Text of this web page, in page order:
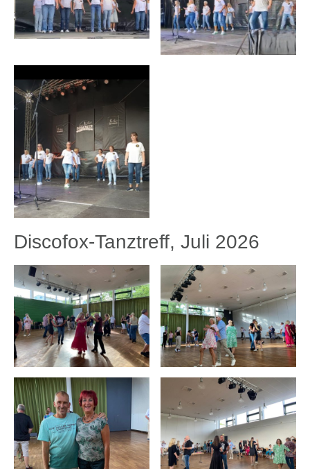
Discofox-Tanztreff, Juli 2026